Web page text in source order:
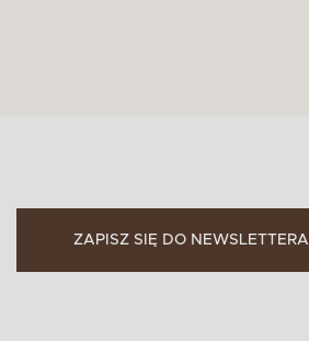
ZAPISZ SIĘ DO NEWSLETTERA